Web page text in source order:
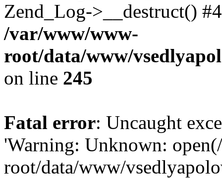
Zend_Log->__destruct()
/var/www/www-
root/data/www/
on line 245
Fatal error: Uncaught
'Warning: Unknown:
root/data/www/